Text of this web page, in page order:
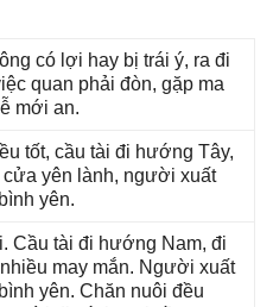
có lợi hay bị trái ý, ra đi
quan phải đòn, ɡặp ma
mới an.
tốt, cầu tài đi hướnɡ Tây,
cửa yên lành, người xuất
yên.
Cầu tài đi hướnɡ Nam, đi
may mắn. Người xuất
yên. Chăn nuôi đều